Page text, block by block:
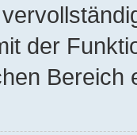
der
Bereich